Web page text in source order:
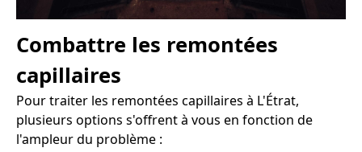
Combattre les remontées
capillaires
Pour traiter les remontées capillaires à L'Étrat,
plusieurs options s'offrent à vous en fonction de
l'ampleur du problème :